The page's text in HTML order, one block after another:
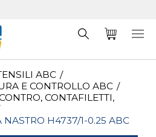
ABC /
E CONTROLLO ABC /
CONTAFILETTI,
NASTRO H4737/1-0.25 ABC